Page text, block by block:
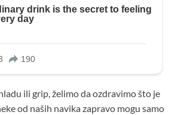
ili grip, želimo da ozdravimo što je
od naših navika zapravo mogu samo